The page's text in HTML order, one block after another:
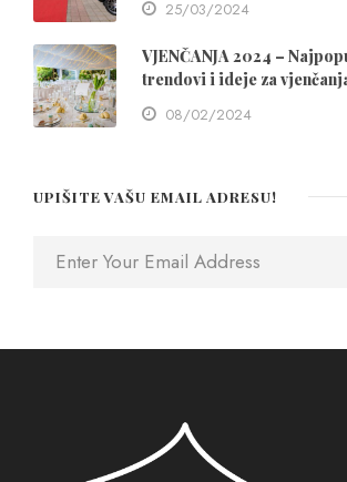
25/03/2024
VJENČANJA 2024 –
trendovi i ideje za
08/02/2024
UPIŠITE VAŠU EMAIL ADRESU!